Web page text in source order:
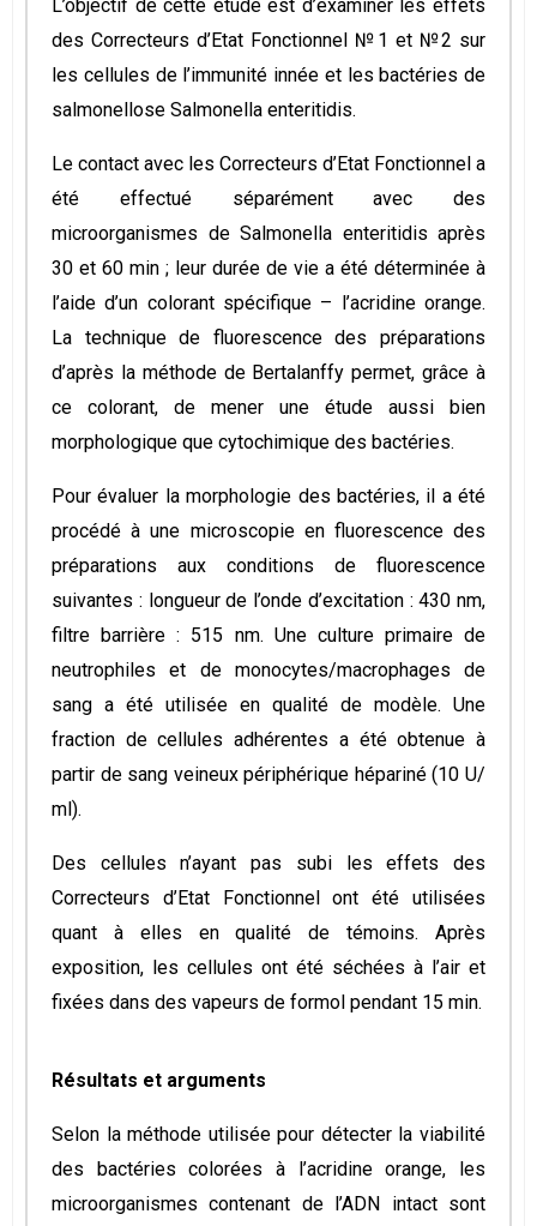
L’objectif de cette étude est d’examiner les effets
des Correcteurs d’Etat Fonctionnel №1 et №2 sur
les cellules de l’immunité innée et les bactéries de
salmonellose Salmonella enteritidis.
Le contact avec les Correcteurs d’Etat Fonctionnel a
été effectué séparément avec des
microorganismes de Salmonella enteritidis après
30 et 60 min ; leur durée de vie a été déterminée à
l’aide d’un colorant spécifique – l’acridine orange.
La technique de fluorescence des préparations
d’après la méthode de Bertalanffy permet, grâce à
ce colorant, de mener une étude aussi bien
morphologique que cytochimique des bactéries.
Pour évaluer la morphologie des bactéries, il a été
procédé à une microscopie en fluorescence des
préparations aux conditions de fluorescence
suivantes : longueur de l’onde d’excitation : 430 nm,
filtre barrière : 515 nm. Une culture primaire de
neutrophiles et de monocytes/macrophages de
sang a été utilisée en qualité de modèle. Une
fraction de cellules adhérentes a été obtenue à
partir de sang veineux périphérique hépariné (10 U/
ml).
Des cellules n’ayant pas subi les effets des
Correcteurs d’Etat Fonctionnel ont été utilisées
quant à elles en qualité de témoins. Après
exposition, les cellules ont été séchées à l’air et
fixées dans des vapeurs de formol pendant 15 min.
Résultats et arguments
Selon la méthode utilisée pour détecter la viabilité
des bactéries colorées à l’acridine orange, les
microorganismes contenant de l’ADN intact sont